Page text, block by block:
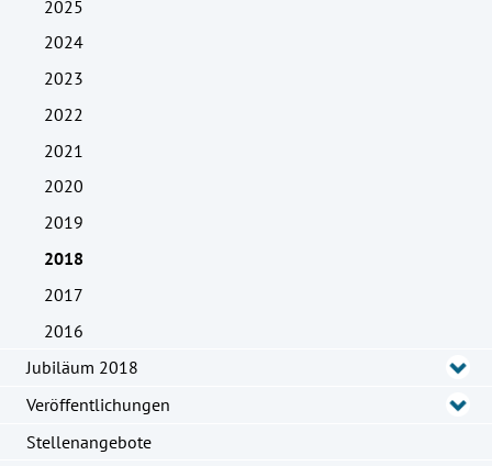
2025
2024
2023
2022
2021
2020
2019
2018
2017
2016
Jubiläum 2018
Veröffentlichungen
Stellenangebote